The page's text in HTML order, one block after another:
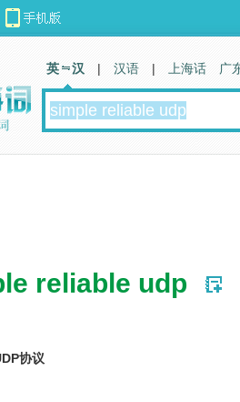
reliable udp
协议
英 汉 | 汉语 | 上海话 广